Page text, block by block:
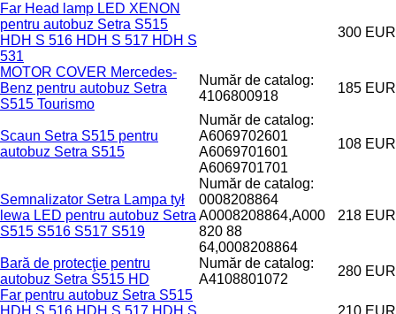
Far Head lamp LED XENON
pentru autobuz Setra S515
HDH S 516 HDH S 517 HDH S
531
300 EUR
MOTOR COVER Mercedes-
Benz pentru autobuz Setra
S515 Tourismo
Număr de catalog:
4106800918
185 EUR
Scaun Setra S515 pentru
autobuz Setra S515
Număr de catalog:
A6069702601
A6069701601
A6069701701
108 EUR
Semnalizator Setra Lampa tył
lewa LED pentru autobuz Setra
S515 S516 S517 S519
Număr de catalog:
0008208864
A0008208864,A000
820 88
64,0008208864
218 EUR
Bară de protecţie pentru
autobuz Setra S515 HD
Număr de catalog:
A4108801072
280 EUR
Far pentru autobuz Setra S515